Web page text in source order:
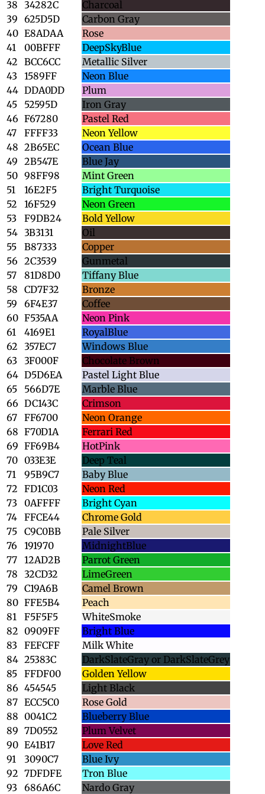
38 34282C
Charcoal
39 625D5D
Carbon Gray
40 E8ADAA
Rose
41
00BFFF
DeepSkyBlue
42 BCC6CC
Metallic Silver
43 1589FF
Neon Blue
44 DDA0DD
Plum
45
52595D
Iron Gray
46 F67280
Pastel Red
47
FFFF33
Neon Yellow
48 2B65EC
Ocean Blue
49 2B547E
Blue Jay
50 98FF98
Mint Green
51
16E2F5
Bright Turquoise
52
16F529
Neon Green
53
F9DB24
Bold Yellow
54 3B3131
Oil
55
B87333
Copper
56 2C3539
Gunmetal
57
81D8D0
Tiffany Blue
58 CD7F32
Bronze
59
6F4E37
Coffee
60 F535AA
Neon Pink
61
4169E1
RoyalBlue
62 357EC7
Windows Blue
63 3F000F
Chocolate Brown
64 D5D6EA
Pastel Light Blue
65
566D7E
Marble Blue
66 DC143C
Crimson
67 FF6700
Neon Orange
68 F70D1A
Ferrari Red
69 FF69B4
HotPink
70 033E3E
Deep Teal
71
95B9C7
Baby Blue
72 FD1C03
Neon Red
73 0AFFFF
Bright Cyan
74 FFCE44
Chrome Gold
75 C9C0BB
Pale Silver
76
191970
MidnightBlue
77 12AD2B
Parrot Green
78 32CD32
LimeGreen
79 C19A6B
Camel Brown
80 FFE5B4
Peach
81
F5F5F5
WhiteSmoke
82 0909FF
Bright Blue
83 FEFCFF
Milk White
84 25383C
DarkSlateGray or DarkSlateGrey
85 FFDF00
Golden Yellow
86 454545
Light Black
87 ECC5C0
Rose Gold
88 0041C2
Blueberry Blue
89 7D0552
Plum Velvet
90 E41B17
Love Red
91
3090C7
Blue Ivy
92 7DFDFE
Tron Blue
93 686A6C
Nardo Gray